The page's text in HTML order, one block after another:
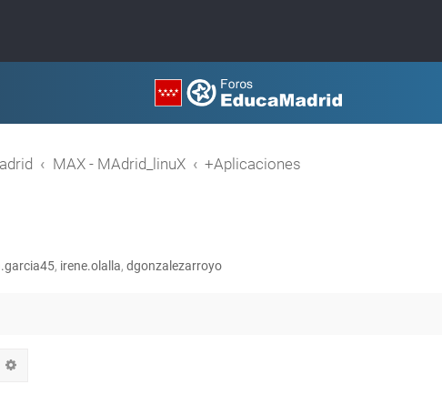
MAX - MAdrid_linuX +Aplicaciones
, irene.olalla, dgonzalezarroyo